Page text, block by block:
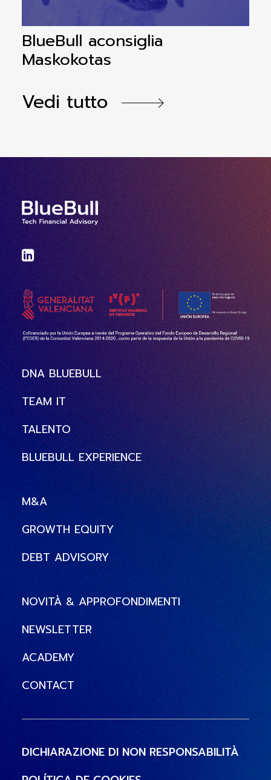
BlueBull aconsiglia
Maskokotas
Vedi tutto
DNA BLUEBULL
TEAM IT
TALENTO
BLUEBULL EXPERIENCE
M&A
GROWTH EQUITY
DEBT ADVISORY
NOVITÀ & APPROFONDIMENTI
NEWSLETTER
ACADEMY
CONTACT
DICHIARAZIONE DI NON RESPONSABILITÀ